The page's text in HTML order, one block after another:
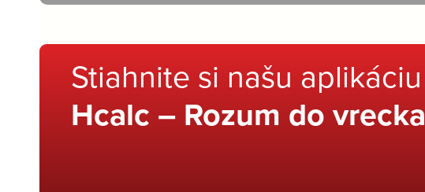
Stiahnite si našu aplikáciu
Hcalc – Rozum do vrecka